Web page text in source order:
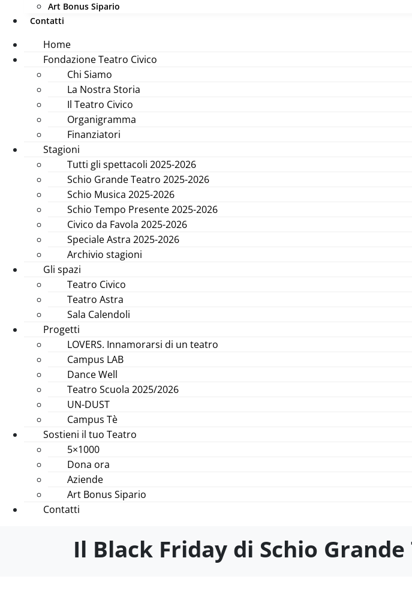
Art Bonus Sipario
Contatti
Home
Fondazione Teatro Civico
Chi Siamo
La Nostra Storia
Il Teatro Civico
Organigramma
Finanziatori
Stagioni
Tutti gli spettacoli 2025-2026
Schio Grande Teatro 2025-2026
Schio Musica 2025-2026
Schio Tempo Presente 2025-2026
Civico da Favola 2025-2026
Speciale Astra 2025-2026
Archivio stagioni
Gli spazi
Teatro Civico
Teatro Astra
Sala Calendoli
Progetti
LOVERS. Innamorarsi di un teatro
Campus LAB
Dance Well
Teatro Scuola 2025/2026
UN-DUST
Campus Tè
Sostieni il tuo Teatro
5×1000
Dona ora
Aziende
Art Bonus Sipario
Contatti
Il Black Friday di Schio